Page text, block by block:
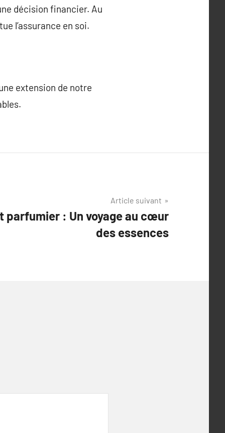
décision financier. Au
l’assurance en soi.
extension de notre
Article suivant
parfumier : Un voyage au cœur
des essences